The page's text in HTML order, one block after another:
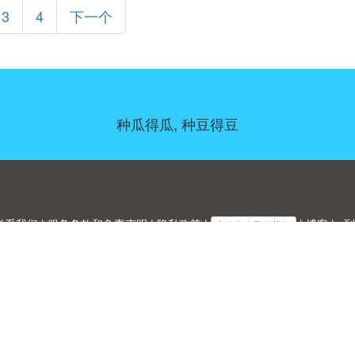
3 4 下一个
种瓜得瓜, 种豆得豆
系我们|服务条款和免责声明|隐私政策| 上传您自己的模板 |博客|a